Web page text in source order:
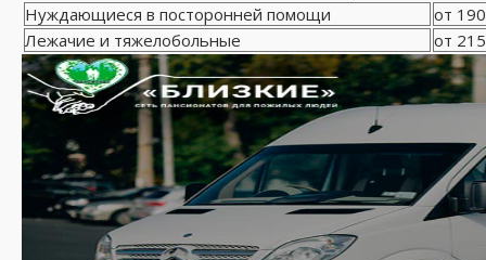
Нуждающиеся в посторонней помощи
от
Лежачие и тяжелобольные
от